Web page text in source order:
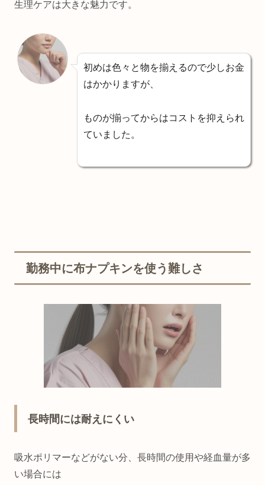
生理ケアは大きな魅力です。
初めは色々と物を揃えるので少しお金
はかかりますが、
ものが揃ってからはコストを抑えられ
ていました。
勤務中に布ナプキンを使う難しさ
長時間には耐えにくい
吸水ポリマーなどがない分、長時間の使用や経血量が多
い場合には